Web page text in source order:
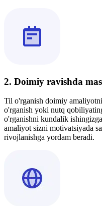
2. Doimiy ravishda
Til o'rganish doimiy
o'rganish yoki nutq
o'rganishni kundalik
amaliyot sizni motivatsiyada
rivojlanishga yordam beradi.